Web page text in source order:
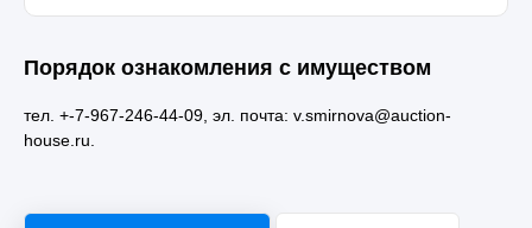
Порядок ознакомления с имуществом
тел. +-7-967-246-44-09, эл. почта: v.smirnova@auction-
house.ru.